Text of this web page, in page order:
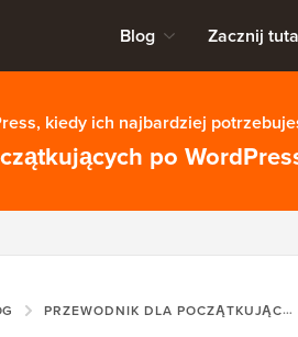
Blog Zacznij
kiedy ich najbardziej
po
PRZEWODNIK DLA POCZĄTKUJĄCYCH